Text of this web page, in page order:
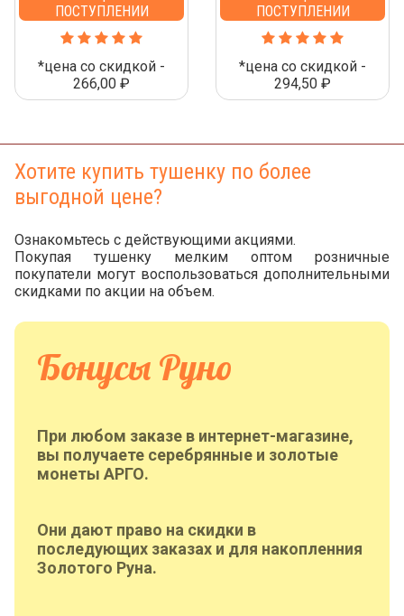
ПОСТУПЛЕНИИ
*цена со скидкой -
266,00 ₽
ПОСТУПЛЕНИИ
*цена со скидкой -
294,50 ₽
Хотите купить тушенку по более
выгодной цене?
Ознакомьтесь с действующими акциями.
Покупая тушенку мелким оптом розничные
покупатели могут воспользоваться дополнительными
скидками по акции на объем.
Бонусы Руно
При любом заказе в интернет-магазине,
вы получаете серебрянные и золотые
монеты АРГО.
Они дают право на скидки в
последующих заказах и для накопленния
Золотого Руна.